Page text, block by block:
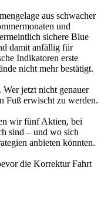
aus schwacher
und
sichere Blue
damit anfällig für
Indikatoren erste
nicht mehr bestätigt.
jetzt nicht genauer
Fuß erwischt zu werden.
wir fünf Aktien, bei
sind – und wo sich
anbieten könnten.
die Korrektur Fahrt